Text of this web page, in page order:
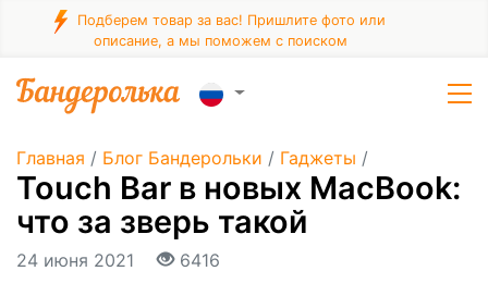
Подберем товар за вас! Пришлите фото или
описание, а мы поможем с поиском
Главная / Блог Бандерольки / Гаджеты /
Touch Bar в новых MacBook:
что за зверь такой
24 июня 2021 6416